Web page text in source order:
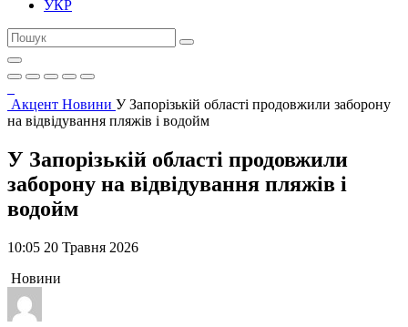
УКР
Акцент Новини У Запорізькій області продовжили заборону
на відвідування пляжів і водойм
У Запорізькій області продовжили
заборону на відвідування пляжів і
водойм
10:05 20 Травня 2026
Новини